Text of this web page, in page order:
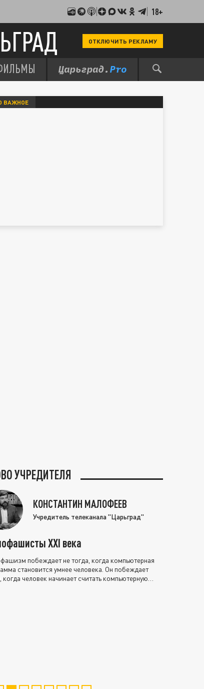
18+
ОТКЛЮЧИТЬ РЕКЛАМУ
ВАЖНОЕ
УЧРЕДИТЕЛЯ
КОНСТАНТИН МАЛОФЕЕВ
Учредитель телеканала "Царьград"
XXI века
побеждает не тогда, когда компьютерная
становится умнее человека. Он побеждает
когда человек начинает считать компьютерную